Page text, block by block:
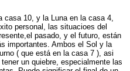
casa 10, y la Luna en la casa 4,
personal, las situacioes del
pasado, y el futuro, están
importantes. Ambos el Sol y la
( que está en la casa 7 ), asi
un quiebre, especialmente las